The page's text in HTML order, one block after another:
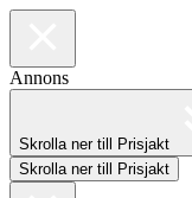
Annons
Skrolla ner till Prisjakt
Skrolla ner till Prisjakt